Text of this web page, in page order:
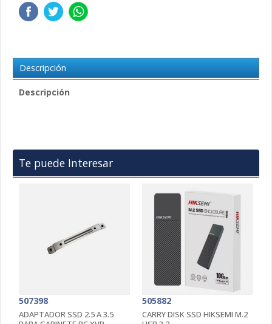
Descripción
Descripción
Te puede Interesar
507398
ADAPTADOR SSD 2.5 A 3.5
505882
CARRY DISK SSD HIKSEMI M.2